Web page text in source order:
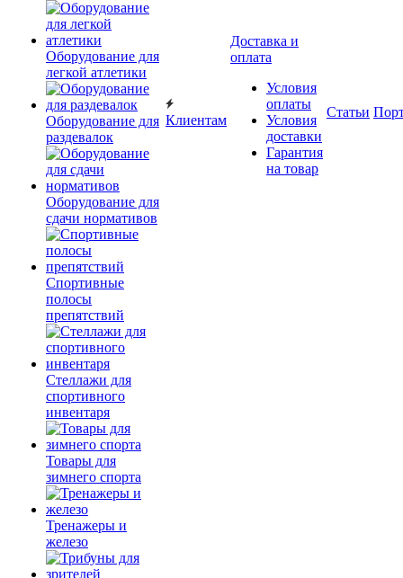
Оборудование для
легкой атлетики
Оборудование для
раздевалок
Оборудование для
сдачи нормативов
Спортивные
полосы
препятствий
Стеллажи для
спортивного
инвентаря
Товары для
зимнего спорта
Тренажеры и
железо
Клиентам
Доставка и
оплата
Условия
оплаты
Условия
доставки
Гарантия
на товар
Статьи